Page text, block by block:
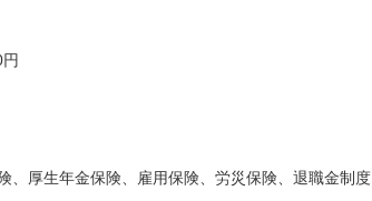
、厚生年金保険、雇用保険、労災保険、退職金制度